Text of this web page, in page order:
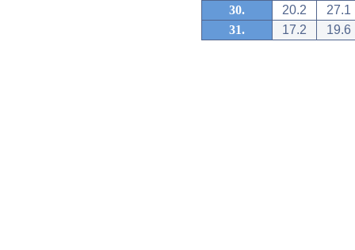
30.
20.2
27.1
31.
17.2 19.6